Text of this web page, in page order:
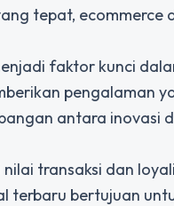
tepat,
faktor kunci
pengalaman
antara inovasi
transaksi dan
terbaru bertujuan